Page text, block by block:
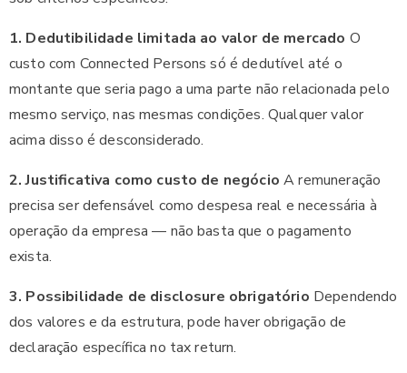
1. Dedutibilidade limitada ao valor de mercado O
custo com Connected Persons só é dedutível até o
montante que seria pago a uma parte não relacionada pelo
mesmo serviço, nas mesmas condições. Qualquer valor
acima disso é desconsiderado.
2. Justificativa como custo de negócio A remuneração
precisa ser defensável como despesa real e necessária à
operação da empresa — não basta que o pagamento
exista.
3. Possibilidade de disclosure obrigatório Dependendo
dos valores e da estrutura, pode haver obrigação de
declaração específica no tax return.